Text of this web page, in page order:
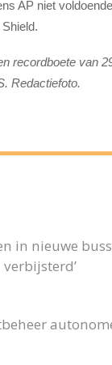
AP niet
recordboete van
Redactiefoto.
in nieuwe
verbijsterd’